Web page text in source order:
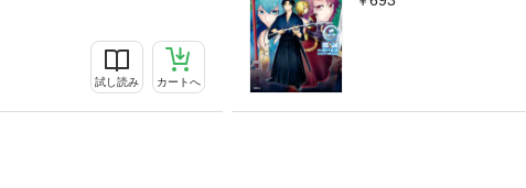
試し読み カートへ